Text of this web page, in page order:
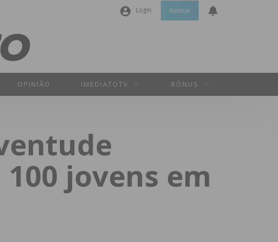
Login
Senha
Perdeu a sua senha?
Assinar
OPINIÃO IMEDIATOTV BÓNUS
jovens em